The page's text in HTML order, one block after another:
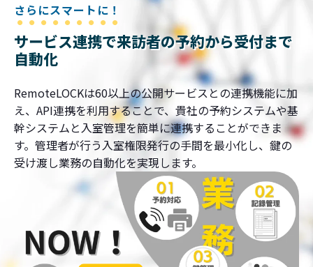
さらにスマートに！
サービス連携で来訪者の予約から受付まで
自動化
RemoteLOCKは60以上の公開サービスとの連携機能に加
え、API連携を利用することで、貴社の予約システムや基
幹システムと入室管理を簡単に連携することができま
す。管理者が行う入室権限発行の手間を最小化し、鍵の
受け渡し業務の自動化を実現します。